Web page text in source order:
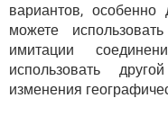
вариантов,
можете
имитации
использовать
изменения